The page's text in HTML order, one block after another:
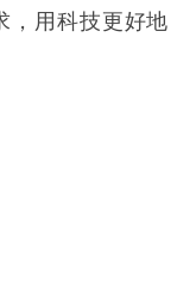
，用科技更好地